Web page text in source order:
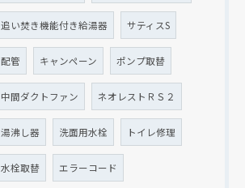
追い焚き機能付き給湯器 サティスS
配管 キャンペーン ポンプ取替
中間ダクトファン ネオレストＲＳ２
湯沸し器 洗面用水栓 トイレ修理
水栓取替 エラーコード